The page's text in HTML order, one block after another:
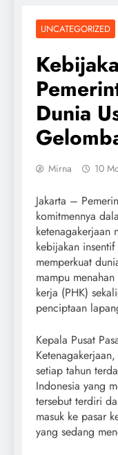
UNCATEGORIZED
Dunia
Mirna 10
Jakarta –
komitmennya
ketenagakerjaan
kebijakan
memperkuat
mampu
kerja (PHK)
penciptaan
Kepala Pusat
setiap tahun
Indonesia yang
tersebut terdiri
masuk ke pasar
yang sedang